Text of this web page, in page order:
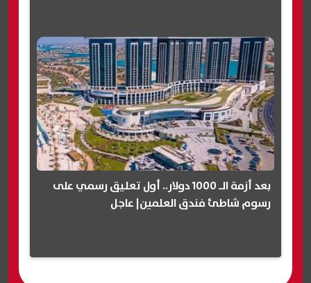
بعد أزمة الـ 1000 دولار.. أول تعليق رسمي على
رسوم شاطئ فندق العلمين| عاجل